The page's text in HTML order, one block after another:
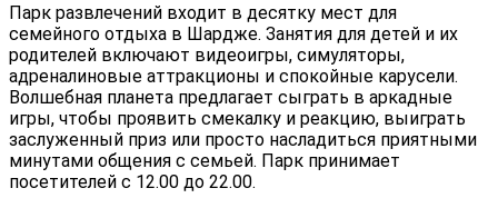
Парк развлечений входит в десятку мест для
семейного отдыха в Шардже. Занятия для детей и их
родителей включают видеоигры, симуляторы,
адреналиновые аттракционы и спокойные карусели.
Волшебная планета предлагает сыграть в аркадные
игры, чтобы проявить смекалку и реакцию, выиграть
заслуженный приз или просто насладиться приятными
минутами общения с семьей. Парк принимает
посетителей с 12.00 до 22.00.